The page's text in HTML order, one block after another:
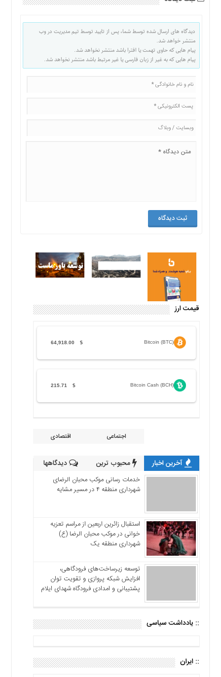
دیدگاه های ارسال شده توسط شما، پس از تایید توسط تیم مدیریت در وب
منتشر خواهد شد.
پیام هایی که حاوی تهمت یا افترا باشد منتشر نخواهد شد.
پیام هایی که به غیر از زبان فارسی یا غیر مرتبط باشد منتشر نخواهد شد.
قیمت ارز
Bitcoin (BTC)
$
64,918.00
Bitcoin Cash (BCH)
$
215.71
اجتماعی اقتصادی
آخرین اخبار محبوب ترین دیدگاهها
خدمات رسانی موکب محبان الرضای
شهرداری منطقه ۴ در مسیر مشایه
استقبال زائرین اربعین از مراسم تعزیه
خوانی در موکب محبان الرضا (ع)
شهرداری منطقه یک
توسعه زیرساخت‌های فرودگاهی،
افزایش شبکه پروازی و تقویت توان
پشتیبانی و امدادی فرودگاه شهدای ایلام
:: یادداشت سیاسی
:: ایران